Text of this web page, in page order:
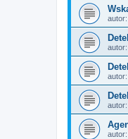
autor:
autor:
autor:
autor:
autor: